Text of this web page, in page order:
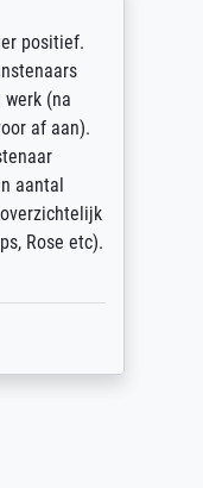
positief.
(na
af aan).
aantal
Rose etc).